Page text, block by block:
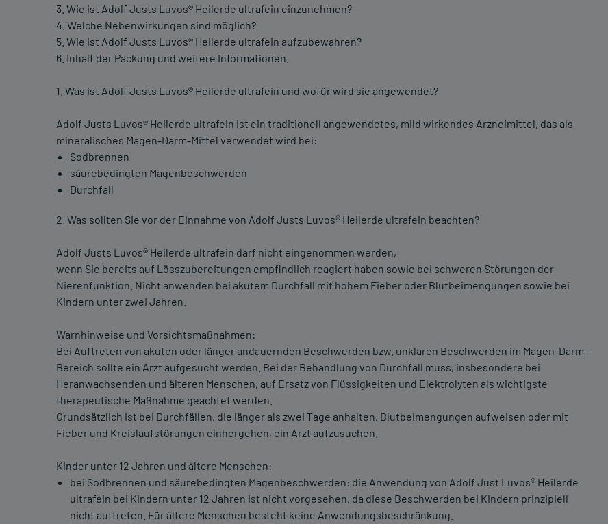
3. Wie ist Adolf Justs Luvos® Heilerde ultrafein einzunehmen?
4. Welche Nebenwirkungen sind möglich?
5. Wie ist Adolf Justs Luvos® Heilerde ultrafein aufzubewahren?
6. Inhalt der Packung und weitere Informationen.
1. Was ist Adolf Justs Luvos® Heilerde ultrafein und wofür wird sie angewendet?
Adolf Justs Luvos® Heilerde ultrafein ist ein traditionell angewendetes, mild wirkendes Arzneimittel, das als
mineralisches Magen-Darm-Mittel verwendet wird bei:
Sodbrennen
säurebedingten Magenbeschwerden
Durchfall
2. Was sollten Sie vor der Einnahme von Adolf Justs Luvos® Heilerde ultrafein beachten?
Adolf Justs Luvos® Heilerde ultrafein darf nicht eingenommen werden,
wenn Sie bereits auf Lösszubereitungen empfindlich reagiert haben sowie bei schweren Störungen der
Nierenfunktion. Nicht anwenden bei akutem Durchfall mit hohem Fieber oder Blutbeimengungen sowie bei
Kindern unter zwei Jahren.
Warnhinweise und Vorsichtsmaßnahmen:
Bei Auftreten von akuten oder länger andauernden Beschwerden bzw. unklaren Beschwerden im Magen-Darm-
Bereich sollte ein Arzt aufgesucht werden. Bei der Behandlung von Durchfall muss, insbesondere bei
Heranwachsenden und älteren Menschen, auf Ersatz von Flüssigkeiten und Elektrolyten als wichtigste
therapeutische Maßnahme geachtet werden.
Grundsätzlich ist bei Durchfällen, die länger als zwei Tage anhalten, Blutbeimengungen aufweisen oder mit
Fieber und Kreislaufstörungen einhergehen, ein Arzt aufzusuchen.
Kinder unter 12 Jahren und ältere Menschen:
bei Sodbrennen und säurebedingten Magenbeschwerden: die Anwendung von Adolf Just Luvos® Heilerde
ultrafein bei Kindern unter 12 Jahren ist nicht vorgesehen, da diese Beschwerden bei Kindern prinzipiell
nicht auftreten. Für ältere Menschen besteht keine Anwendungsbeschränkung.